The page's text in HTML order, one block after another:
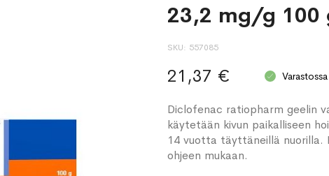
23,2 mg/g 100
SKU 557085
21,37 € Varastossa
Diclofenac ratiopharm geelin
käytetään kivun paikalliseen
14 vuotta täyttäneillä nuorilla.
ohjeen mukaan.